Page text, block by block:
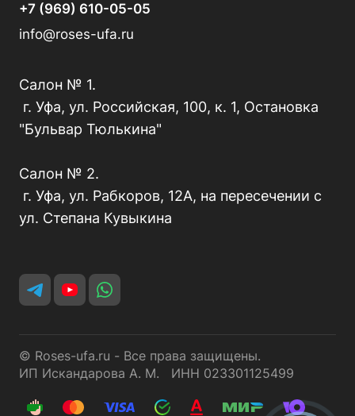
+7 (969) 610-05-05
info@roses-ufa.ru
Салон № 1.
г. Уфа, ул. Российская, 100, к. 1, Остановка
"Бульвар Тюлькина"
Салон № 2.
г. Уфа, ул. Рабкоров, 12А, на пересечении с
ул. Степана Кувыкина
© Roses-ufa.ru - Все права защищены.
ИП Искандарова А. М. ИНН 023301125499